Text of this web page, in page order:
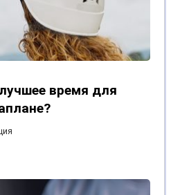
время для